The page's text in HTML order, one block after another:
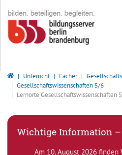
Bildungsserver Berlin - Brandenburg
Unterricht Fächer
Gesellschaftswissenschaften 5/6
Lernorte Gesellschaftswissenschaften
Wichtige Information
Am 10. August 2026 finden